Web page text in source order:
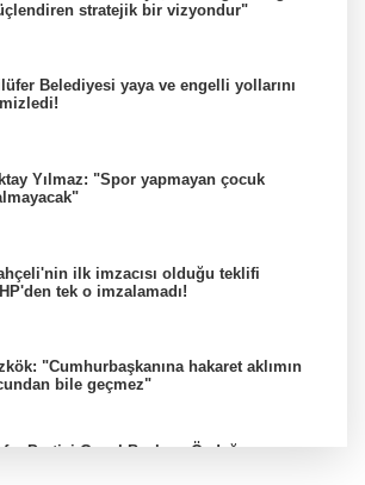
stratejik bir vizyondur"
Belediyesi yaya ve engelli yollarını
Yılmaz: "Spor yapmayan çocuk
ilk imzacısı olduğu teklifi
tek o imzalamadı!
"Cumhurbaşkanına hakaret aklımın
bile geçmez"
Partisi Genel Başkanı Özdağ: